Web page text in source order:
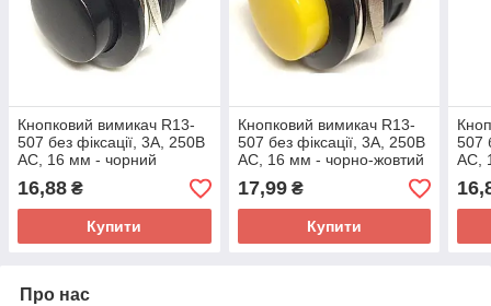
Кнопковий вимикач R13-
507 без фіксації, 3А, 250В
АС, 16 мм - чорний
16,88 ₴
Купити
Кнопковий вимикач R13-
507 без фіксації, 3А, 250В
АС, 16 мм - чорно-жовтий
17,99₴
Купити
507
АС,
Про нас